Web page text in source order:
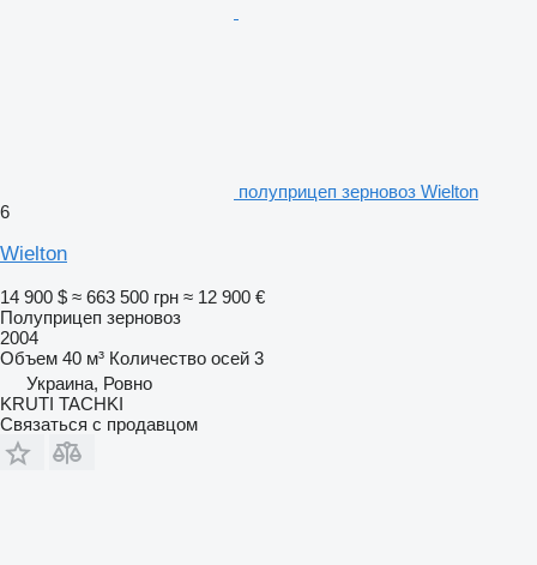
полуприцеп зерновоз Wielton
6
Wielton
14 900 $ ≈ 663 500 грн ≈ 12 900 €
Полуприцеп зерновоз
2004
Объем 40 м³ Количество осей 3
Украина, Ровно
KRUTI TACHKI
Связаться с продавцом